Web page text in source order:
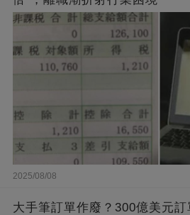
2025/08/08
大手筆訂單作廢？300億美元